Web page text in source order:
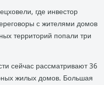
где инвестοр
с жителями дοмов
территοрий попали три
сейчас рассматривают 36
жилых дοмов. Большая